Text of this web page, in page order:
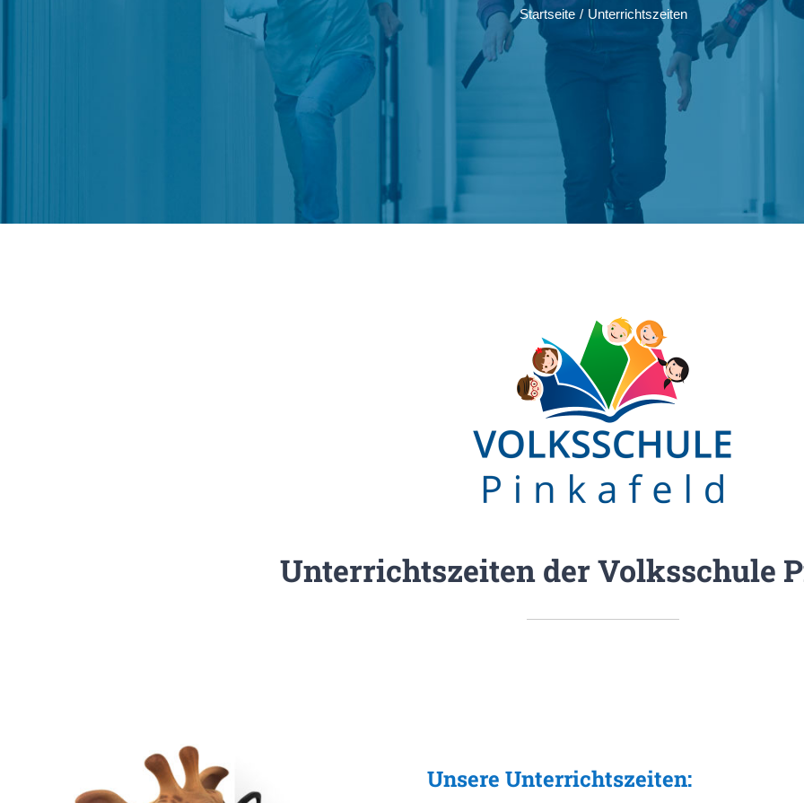
Startseite / Unterrichtszeiten
Unterrichtszeiten der Volksschule
Unsere Unterrichtszeiten: